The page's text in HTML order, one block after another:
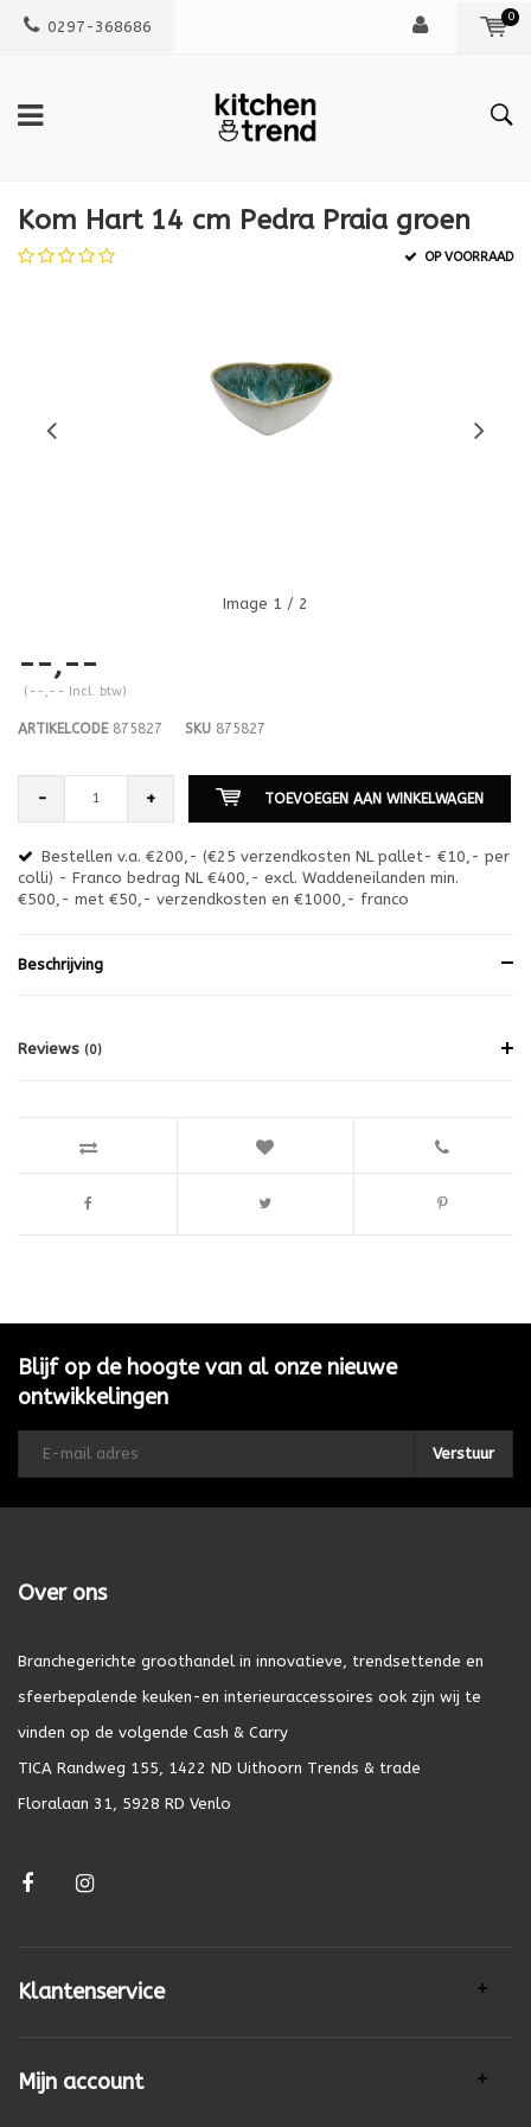
0297-368686
0
Kom Hart 14 cm Pedra Praia groen
OP VOORRAAD
Image 1 / 2
--,--
(--,-- Incl. btw)
ARTIKELCODE875827 SKU 875827
- + TOEVOEGEN AAN WINKELWAGEN
Bestellen v.a. €200,- (€25 verzendkosten NL pallet- €10,- per
colli) - Franco bedrag NL €400,- excl. Waddeneilanden min.
€500,- met €50,- verzendkosten en €1000,- franco
Beschrijving
Reviews (0)
Blijf op de hoogte van al onze nieuwe
ontwikkelingen
Verstuur
Over ons
Branchegerichte groothandel in innovatieve, trendsettende en
sfeerbepalende keuken-en interieuraccessoires ook zijn wij te
vinden op de volgende Cash & Carry
TICA Randweg 155, 1422 ND Uithoorn Trends & trade
Floralaan 31, 5928 RD Venlo
Klantenservice
Mijn account